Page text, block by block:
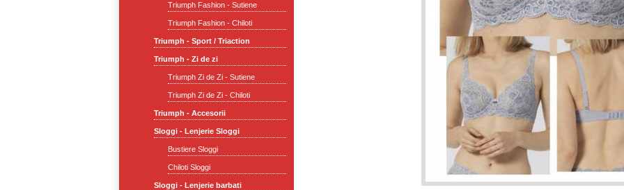
Triumph Fashion - Sutiene
Triumph Fashion - Chiloti
Triumph - Sport / Triaction
Triumph - Zi de zi
Triumph Zi de Zi - Sutiene
Triumph Zi de Zi - Chiloti
Triumph - Accesorii
Sloggi - Lenjerie Sloggi
Bustiere Sloggi
Chiloti Sloggi
Sloggi - Lenjerie barbati